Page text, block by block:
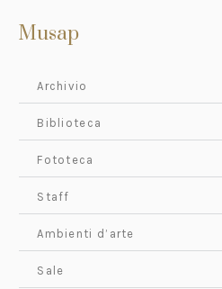
Musap
Archivio
Biblioteca
Fototeca
Staff
Ambienti d’arte
Sale